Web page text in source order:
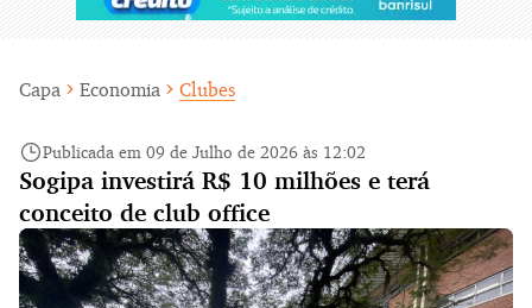
Capa Economia Clubes
Publicada em 09 de Julho de 2026 às 12:02
Sogipa investirá R$ 10 milhões e terá
conceito de club office